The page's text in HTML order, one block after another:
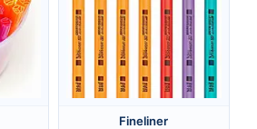
Fineliner